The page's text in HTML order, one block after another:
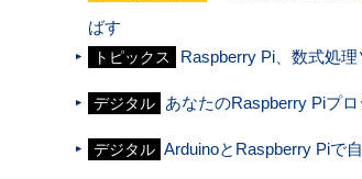
ばす
トピックス Raspberry Pi、数式処
デジタル あなたのRaspberry Piプ
デジタル ArduinoとRaspberry Piで